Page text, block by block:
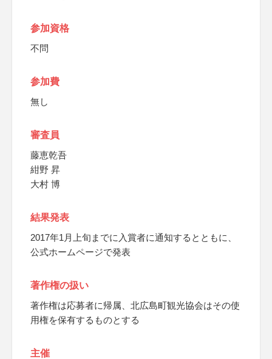
参加資格
不問
参加費
無し
審査員
藤恵乾吾
紺野 昇
大村 博
結果発表
2017年1月上旬までに入賞者に通知するとともに、
公式ホームページで発表
著作権の扱い
著作権は応募者に帰属、北広島町観光協会はその使
用権を保有するものとする
主催